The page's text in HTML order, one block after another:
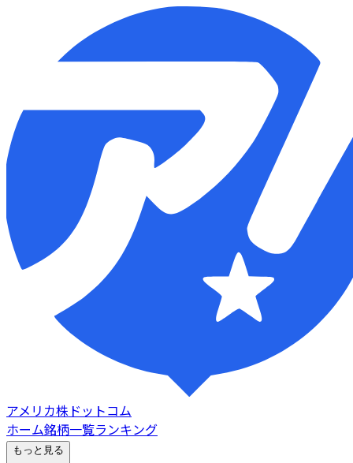
アメリカ株ドットコム
ホーム銘柄一覧ランキング
もっと見る